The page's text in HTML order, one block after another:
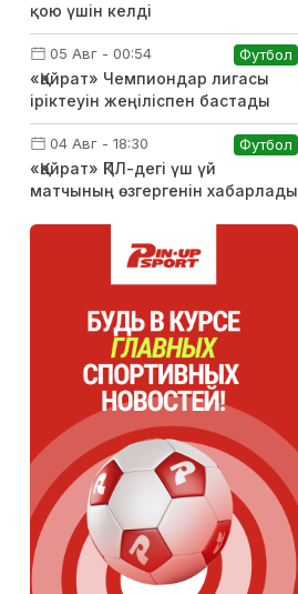
қою үшін келді
05 Авг - 00:54 Футбол
«Қайрат» Чемпиондар лигасы
іріктеуін жеңіліспен бастады
04 Авг - 18:30 Футбол
«Қайрат» ҚПЛ-дегі үш үй
матчының өзгергенін хабарлады